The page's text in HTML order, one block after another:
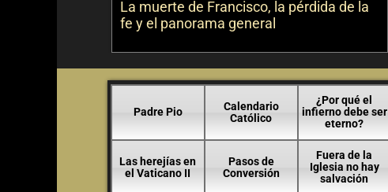
La muerte de Francisco, la pérdida de la
fe y el panorama general
Padre Pio
Calendario
Católico
¿Por qué el
infierno debe ser
eterno?
Las herejías en
el Vaticano II
Pasos de
Conversión
Fuera de la
Iglesia no hay
salvación